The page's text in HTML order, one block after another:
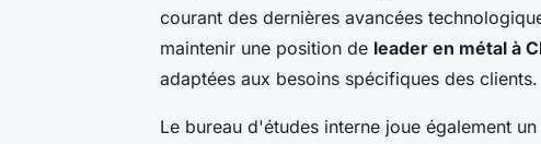
courant des dernières avancées
maintenir une position de leader en métal à
adaptées aux besoins spécifiques des clients.
Le bureau d'études interne joue également